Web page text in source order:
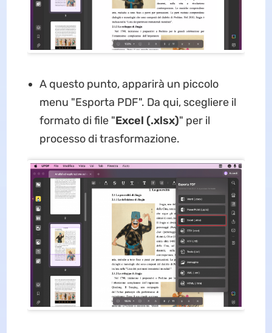
A questo punto, apparirà un piccolo
menu "Esporta PDF". Da qui, scegliere il
formato di file "Excel (.xlsx)" per il
processo di trasformazione.